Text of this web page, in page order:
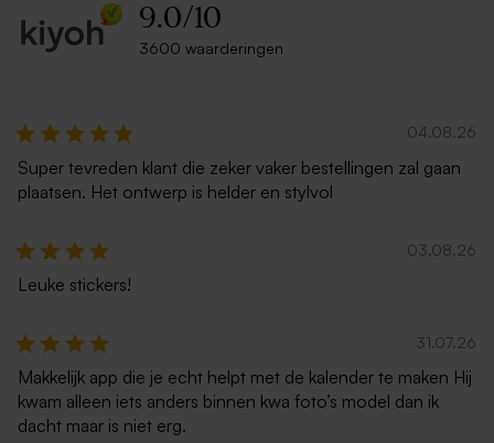
9.0/10
3600 waarderingen
04.08.26
Super tevreden klant die zeker vaker bestellingen zal gaan
plaatsen. Het ontwerp is helder en stylvol
03.08.26
Leuke stickers!
31.07.26
Makkelijk app die je echt helpt met de kalender te maken Hij
kwam alleen iets anders binnen kwa foto’s model dan ik
dacht maar is niet erg.